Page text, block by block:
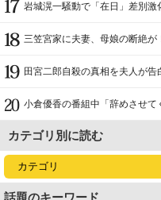
岩城滉一騒動で「在日」差別激
三笠宮家に夫妻、母娘の断絶が
田宮二郎自殺の真相を夫人が告
小倉優香の番組中「辞めさせ
カテゴリ別に読む